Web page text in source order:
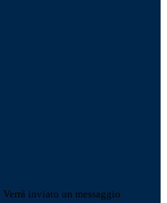
Verrà inviato un messaggio